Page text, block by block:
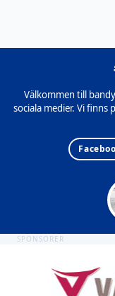
Välkommen till
sociala medier. Vi finns
SPONSORER